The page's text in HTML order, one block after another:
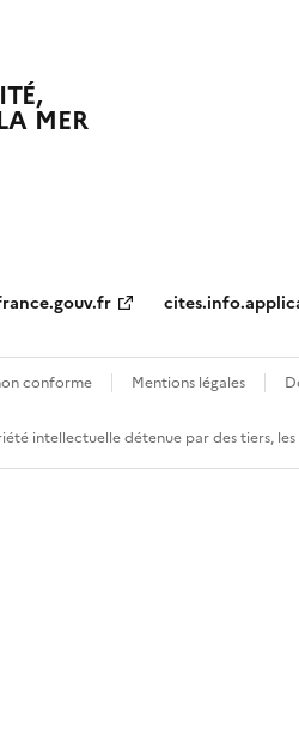
MER
conforme Mentions légales
intellectuelle détenue par des tiers,